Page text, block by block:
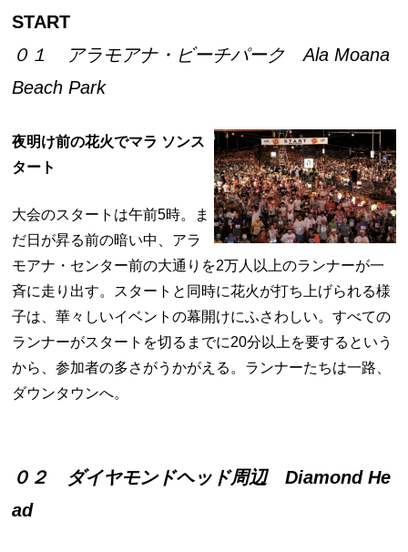
START
０１ アラモアナ・ビーチパーク Ala Moana
Beach Park
夜明け前の花火でマラ ソンス
タート
大会のスタートは午前5時。ま
だ日が昇る前の暗い中、アラ
モアナ・センター前の大通りを2万人以上のランナーが一
斉に走り出す。スタートと同時に花火が打ち上げられる様
子は、華々しいイベントの幕開けにふさわしい。すべての
ランナーがスタートを切るまでに20分以上を要するという
から、参加者の多さがうかがえる。ランナーたちは一路、
ダウンタウンへ。
０２ ダイヤモンドヘッド周辺 Diamond He
ad